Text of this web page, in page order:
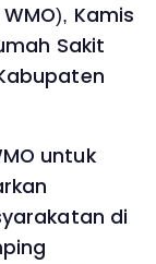
Kamis
Sakit
untuk
di